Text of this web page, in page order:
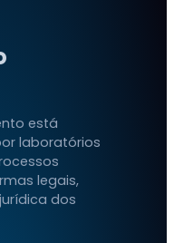
está
laboratórios
legais,
dos